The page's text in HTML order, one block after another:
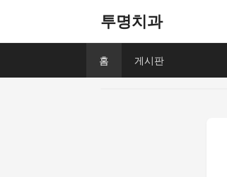
투명치과
홈 게시판